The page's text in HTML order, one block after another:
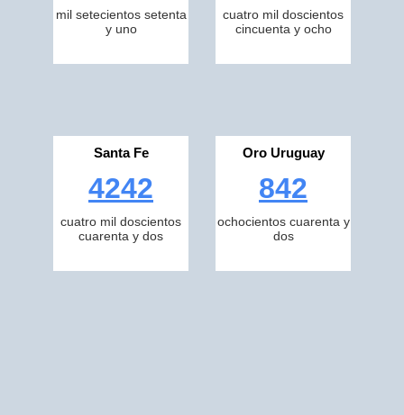
mil setecientos setenta
y uno
cuatro mil doscientos
cincuenta y ocho
Santa Fe
4242
cuatro mil doscientos
cuarenta y dos
Oro Uruguay
842
ochocientos cuarenta y
dos